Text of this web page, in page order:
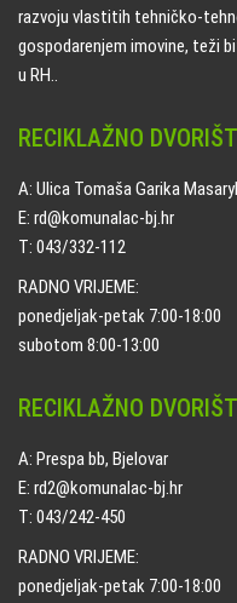
razvoju vlastitih tehničko-
gospodarenjem imovine, teži
u RH..
RECIKLAŽNO
A: Ulica Tomaša Garika
E: rd@komunalac-bj.hr
T: 043/332-112
RADNO VRIJEME:
ponedjeljak-petak 7:00-18:00
subotom 8:00-13:00
RECIKLAŽNO
A: Prespa bb, Bjelovar
E: rd2@komunalac-bj.hr
T: 043/242-450
RADNO VRIJEME:
ponedjeljak-petak 7:00-18:00